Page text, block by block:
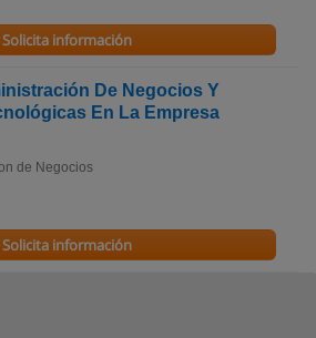
Solicita información
De Negocios Y
En La Empresa
de Negocios
Solicita información